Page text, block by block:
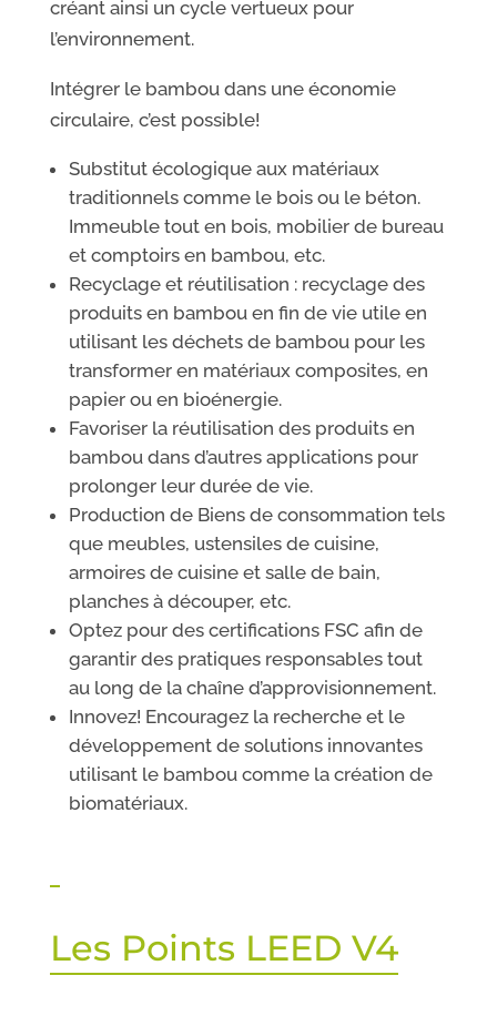
créant ainsi un cycle vertueux pour
l’environnement.
Intégrer le bambou dans une économie
circulaire, c’est possible!
Substitut écologique aux matériaux
traditionnels comme le bois ou le béton.
Immeuble tout en bois, mobilier de bureau
et comptoirs en bambou, etc.
Recyclage et réutilisation : recyclage des
produits en bambou en fin de vie utile en
utilisant les déchets de bambou pour les
transformer en matériaux composites, en
papier ou en bioénergie.
Favoriser la réutilisation des produits en
bambou dans d’autres applications pour
prolonger leur durée de vie.
Production de Biens de consommation tels
que meubles, ustensiles de cuisine,
armoires de cuisine et salle de bain,
planches à découper, etc.
Optez pour des certifications FSC afin de
garantir des pratiques responsables tout
au long de la chaîne d’approvisionnement.
Innovez! Encouragez la recherche et le
développement de solutions innovantes
utilisant le bambou comme la création de
biomatériaux.
Les Points LEED V4